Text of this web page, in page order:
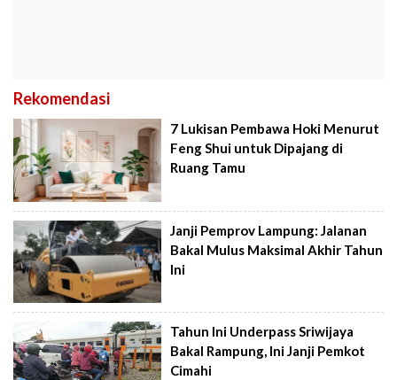
Rekomendasi
7 Lukisan Pembawa Hoki Menurut
Feng Shui untuk Dipajang di
Ruang Tamu
Janji Pemprov Lampung: Jalanan
Bakal Mulus Maksimal Akhir Tahun
Ini
Tahun Ini Underpass Sriwijaya
Bakal Rampung, Ini Janji Pemkot
Cimahi